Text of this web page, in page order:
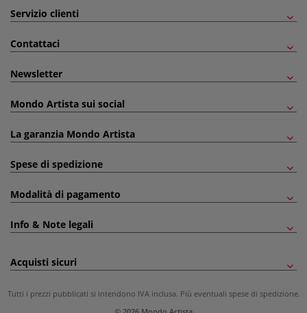
Servizio clienti
Contattaci
Newsletter
Mondo Artista sui social
La garanzia Mondo Artista
Spese di spedizione
Modalità di pagamento
Info & Note legali
Acquisti sicuri
Tutti i prezzi pubblicati si intendono IVA inclusa. Più eventuali spese di spedizione.